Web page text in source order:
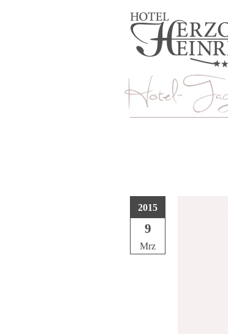
2015
9
Mrz